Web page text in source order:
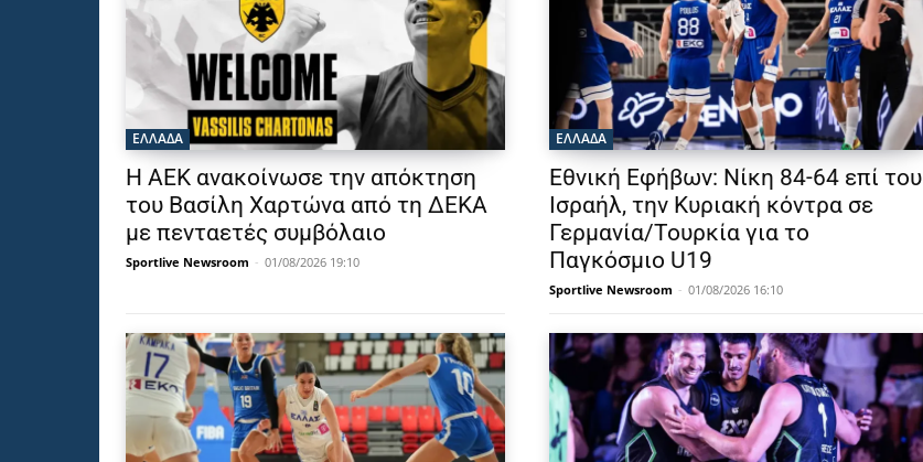
ΕΛΛΑΔΑ
Η ΑΕΚ ανακοίνωσε την απόκτηση
του Βασίλη Χαρτώνα από τη ΔΕΚΑ
με πενταετές συμβόλαιο
Sportlive Newsroom - 01/08/2026 19:10
ΕΛΛΑΔΑ
Εθνική Εφήβων: Νίκη 84-64 επί του
Ισραήλ, την Κυριακή κόντρα σε
Γερμανία/Τουρκία για το
Παγκόσμιο U19
Sportlive Newsroom - 01/08/2026 16:10